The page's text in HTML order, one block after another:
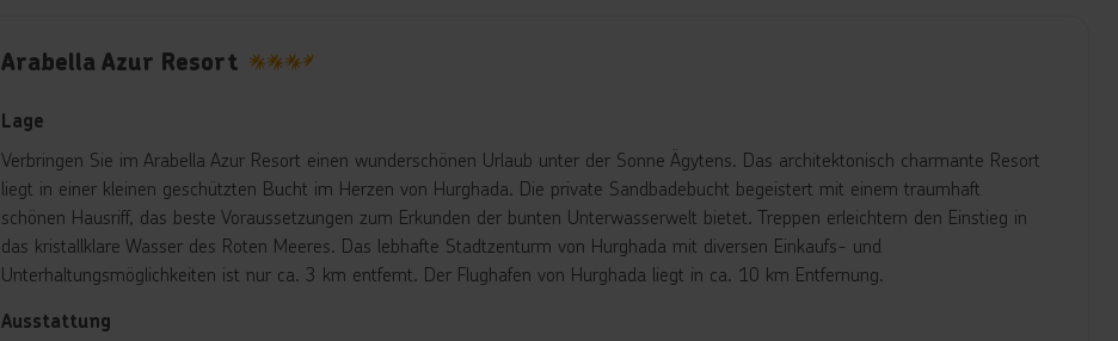
Arabella Azur Resort
Lage
Verbringen Sie im Arabella Azur Resort einen wunderschönen Urlaub unter der Sonne Ägytens. Das architektonisch charmante Resort
liegt in einer kleinen geschützten Bucht im Herzen von Hurghada. Die private Sandbadebucht begeistert mit einem traumhaft
schönen Hausriff, das beste Voraussetzungen zum Erkunden der bunten Unterwasserwelt bietet. Treppen erleichtern den Einstieg in
das kristallklare Wasser des Roten Meeres. Das lebhafte Stadtzenturm von Hurghada mit diversen Einkaufs- und
Unterhaltungsmöglichkeiten ist nur ca. 3 km entfernt. Der Flughafen von Hurghada liegt in ca. 10 km Entfernung.
Ausstattung